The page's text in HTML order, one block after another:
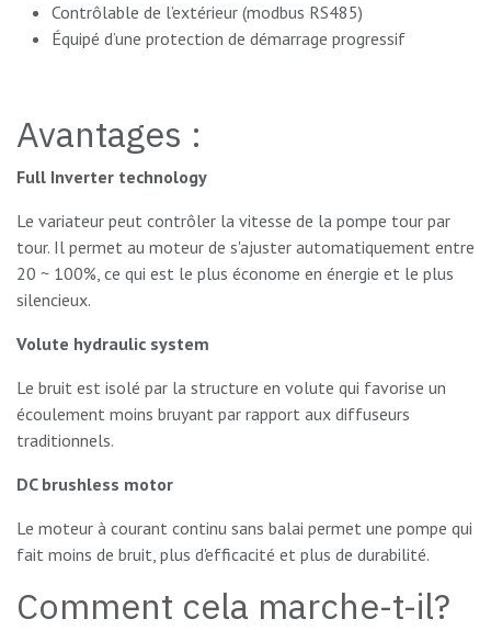
Contrôlable de l’extérieur (modbus RS485)
Équipé d’une protection de démarrage progressif
Avantages :
Full Inverter technology
Le variateur peut contrôler la vitesse de la pompe tour par
tour. Il permet au moteur de s'ajuster automatiquement entre
20 ~ 100%, ce qui est le plus économe en énergie et le plus
silencieux.
Volute hydraulic system
Le bruit est isolé par la structure en volute qui favorise un
écoulement moins bruyant par rapport aux diffuseurs
traditionnels.
DC brushless motor
Le moteur à courant continu sans balai permet une pompe qui
fait moins de bruit, plus d'efficacité et plus de durabilité.
Comment cela marche-t-il?